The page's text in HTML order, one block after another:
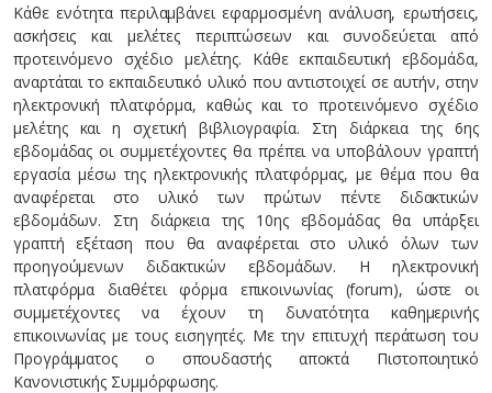
Κάθε ενότητα περιλαμβάνει εφαρμοσμένη ανάλυση, ερωτήσεις,
ασκήσεις και μελέτες περιπτώσεων και συνοδεύεται από
προτεινόμενο σχέδιο μελέτης. Κάθε εκπαιδευτική εβδομάδα,
αναρτάται το εκπαιδευτικό υλικό που αντιστοιχεί σε αυτήν, στην
ηλεκτρονική πλατφόρμα, καθώς και το προτεινόμενο σχέδιο
μελέτης και η σχετική βιβλιογραφία. Στη διάρκεια της 6ης
εβδομάδας οι συμμετέχοντες θα πρέπει να υποβάλουν γραπτή
εργασία μέσω της ηλεκτρονικής πλατφόρμας, με θέμα που θα
αναφέρεται στο υλικό των πρώτων πέντε διδακτικών
εβδομάδων. Στη διάρκεια της 10ης εβδομάδας θα υπάρξει
γραπτή εξέταση που θα αναφέρεται στο υλικό όλων των
προηγούμενων διδακτικών εβδομάδων. Η ηλεκτρονική
πλατφόρμα διαθέτει φόρμα επικοινωνίας (forum), ώστε οι
συμμετέχοντες να έχουν τη δυνατότητα καθημερινής
επικοινωνίας με τους εισηγητές. Με την επιτυχή περάτωση του
Προγράμματος ο σπουδαστής αποκτά Πιστοποιητικό
Κανονιστικής Συμμόρφωσης.